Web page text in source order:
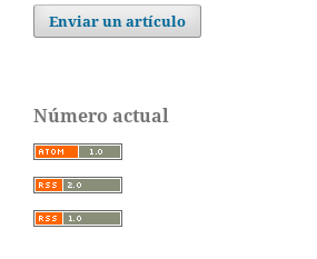
Enviar un artículo
Número actual